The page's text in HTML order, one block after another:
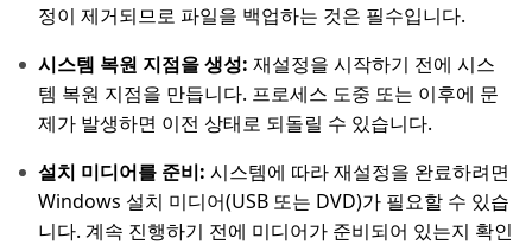
정이 제거되므로 파일을 백업하는 것은 필수입니다.
시스템 복원 지점을 생성: 재설정을 시작하기 전에 시스
템 복원 지점을 만듭니다. 프로세스 도중 또는 이후에 문
제가 발생하면 이전 상태로 되돌릴 수 있습니다.
설치 미디어를 준비: 시스템에 따라 재설정을 완료하려면
Windows 설치 미디어(USB 또는 DVD)가 필요할 수 있습
니다. 계속 진행하기 전에 미디어가 준비되어 있는지 확인